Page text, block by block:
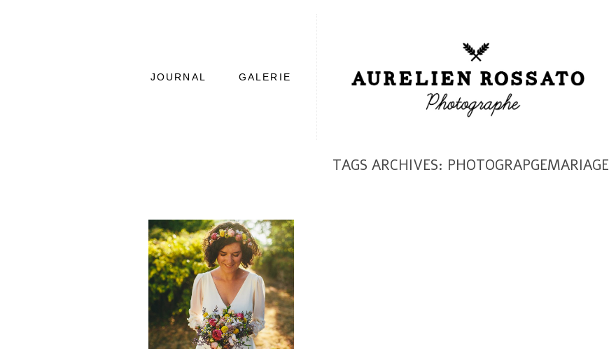
JOURNAL GALERIE
TAGS ARCHIVES: PHOTOGRAPGEMARIAGE